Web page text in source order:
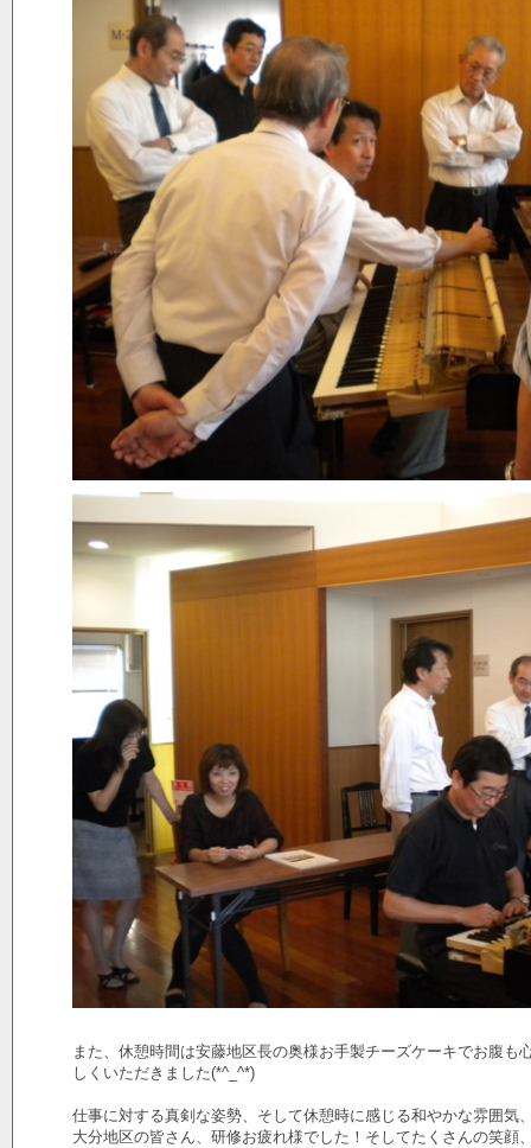
また、休憩時間は安藤地区長の奥様お手製チーズケーキでお腹も
しくいただきました(*^_^*)
仕事に対する真剣な姿勢、そして休憩時に感じる和やかな雰囲気
大分地区の皆さん、研修お疲れ様でした！そしてたくさんの笑顔